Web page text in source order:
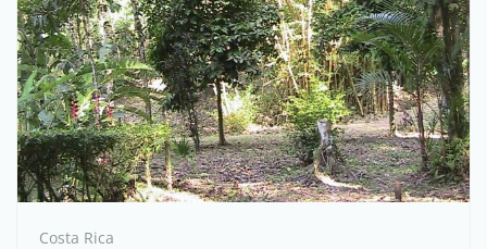
Costa Rica